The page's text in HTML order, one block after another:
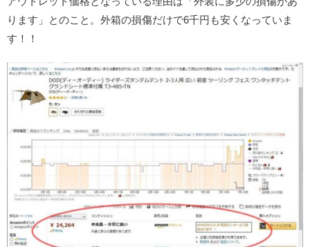
ります」とのこと。外箱の損傷だけで6千円も安くなっていま
す！！